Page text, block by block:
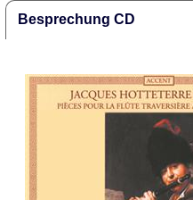
Besprechung CD